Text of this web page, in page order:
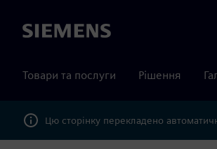
Siemens
Товари та послуги Рішення
Цю сторінку перекладено